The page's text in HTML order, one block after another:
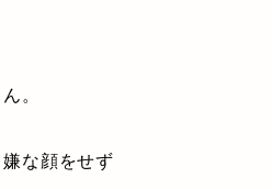
。
な顔をせず